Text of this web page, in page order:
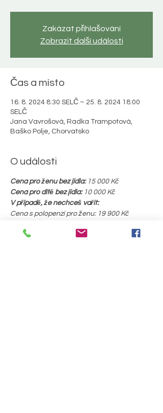
Zakázat přihlašování
Zobrazit další události
Čas a místo
16. 8. 2024 8:30 SELČ – 25. 8. 2024 18:00
SELČ
Jana Vavrošová, Radka Trampotová,
Baško Polje, Chorvatsko
O události
Cena pro ženu bez jídla: 15 000 Kč
Cena pro dítě bez jídla: 10 000 Kč
V případě, že nechceš vařit:
Cena s polopenzí pro ženu: 19 900 Kč
V ceně je zahrnuto: